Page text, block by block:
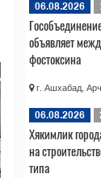
06.08.2026
объявляет
фостоксина
г. Ашхабад,
06.08.2026
Хякимлик
на
типа